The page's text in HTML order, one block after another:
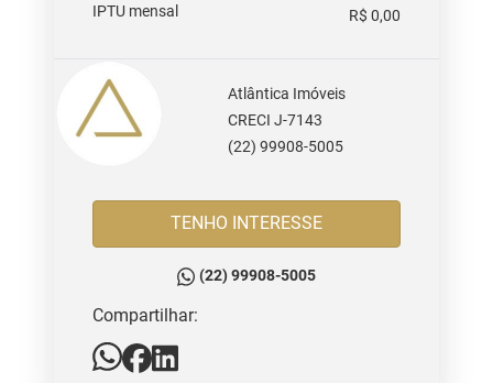
IPTU mensal
R$ 0,00
Atlântica Imóveis
CRECI J-7143
(22) 99908-5005
TENHO INTERESSE
(22) 99908-5005
Compartilhar: